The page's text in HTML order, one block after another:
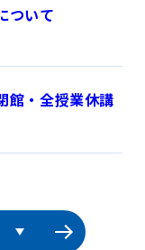
ついて
館・全授業休講